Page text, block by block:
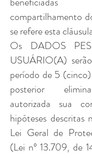
compartilhamento
se refere esta
Os DADOS
USUÁRIO(A)
período de 5
posterior
autorizada sua
hipóteses descritas
Lei Geral de
(Lei nº 13.709, de